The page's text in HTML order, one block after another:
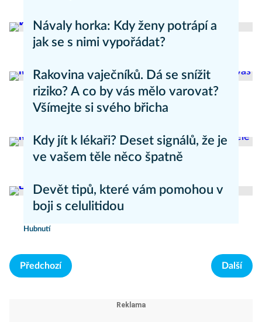
Návaly horka: Kdy ženy potrápí a
jak se s nimi vypořádat?
Rakovina vaječníků. Dá se snížit
riziko? A co by vás mělo varovat?
Všímejte si svého břicha
Kdy jít k lékaři? Deset signálů, že je
ve vašem těle něco špatně
Devět tipů, které vám pomohou v
boji s celulitidou
Hubnutí
Předchozí Další